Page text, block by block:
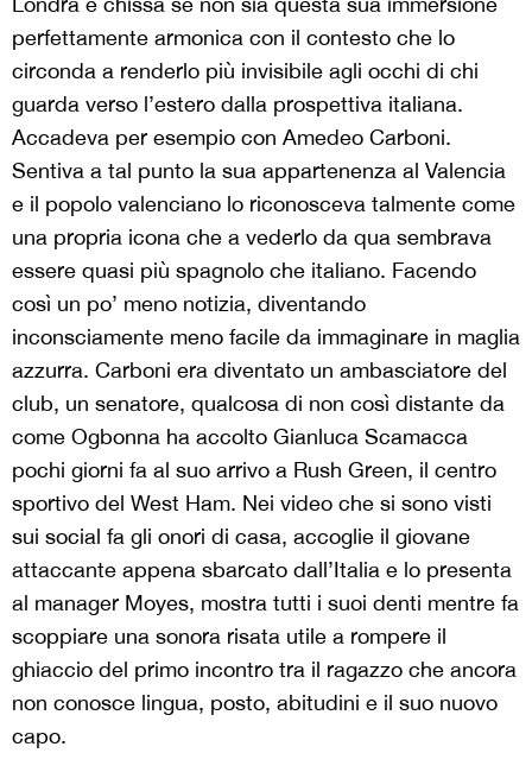
perfettamente armonica con il contesto che lo
circonda a renderlo più invisibile agli occhi di chi
guarda verso l’estero dalla prospettiva italiana.
Accadeva per esempio con Amedeo Carboni.
Sentiva a tal punto la sua appartenenza al Valencia
e il popolo valenciano lo riconosceva talmente come
una propria icona che a vederlo da qua sembrava
essere quasi più spagnolo che italiano. Facendo
così un po’ meno notizia, diventando
inconsciamente meno facile da immaginare in maglia
azzurra. Carboni era diventato un ambasciatore del
club, un senatore, qualcosa di non così distante da
come Ogbonna ha accolto Gianluca Scamacca
pochi giorni fa al suo arrivo a Rush Green, il centro
sportivo del West Ham. Nei video che si sono visti
sui social fa gli onori di casa, accoglie il giovane
attaccante appena sbarcato dall’Italia e lo presenta
al manager Moyes, mostra tutti i suoi denti mentre fa
scoppiare una sonora risata utile a rompere il
ghiaccio del primo incontro tra il ragazzo che ancora
non conosce lingua, posto, abitudini e il suo nuovo
capo.